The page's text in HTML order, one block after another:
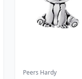
Peers Hardy